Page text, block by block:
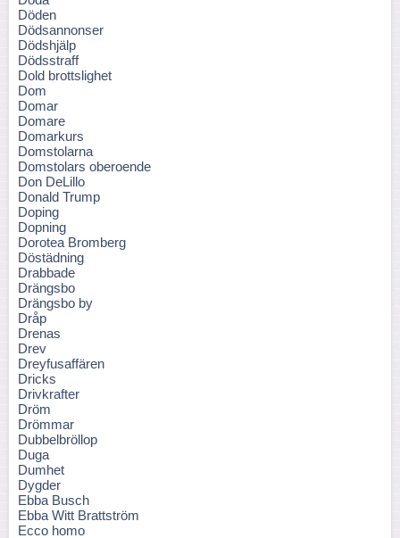
Döden
Dödsannonser
Dödshjälp
Dödsstraff
Dold brottslighet
Dom
Domar
Domare
Domarkurs
Domstolarna
Domstolars oberoende
Don DeLillo
Donald Trump
Doping
Dopning
Dorotea Bromberg
Döstädning
Drabbade
Drängsbo
Drängsbo by
Dråp
Drenas
Drev
Dreyfusaffären
Dricks
Drivkrafter
Dröm
Drömmar
Dubbelbröllop
Duga
Dumhet
Dygder
Ebba Busch
Ebba Witt Brattström
Ecco homo